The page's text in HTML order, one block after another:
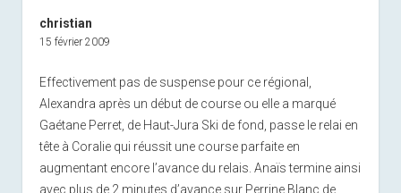
christian
15 février 2009
Effectivement pas de suspense pour ce régional,
Alexandra après un début de course ou elle a marqué
Gaétane Perret, de Haut-Jura Ski de fond, passe le relai en
tête à Coralie qui réussit une course parfaite en
augmentant encore l’avance du relais. Anaïs termine ainsi
avec plus de 2 minutes d’avance sur Perrine Blanc de